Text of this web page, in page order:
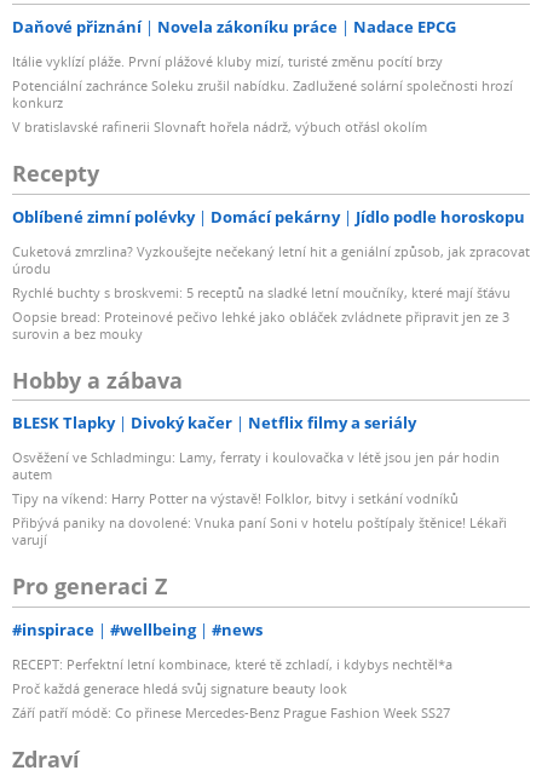
Daňové přiznání Novela zákoníku práce Nadace EPCG
Itálie vyklízí pláže. První plážové kluby mizí, turisté změnu pocítí brzy
Potenciální zachránce Soleku zrušil nabídku. Zadlužené solární společnosti hrozí
konkurz
V bratislavské rafinerii Slovnaft hořela nádrž, výbuch otřásl okolím
Recepty
Oblíbené zimní polévky Domácí pekárny Jídlo podle horoskopu
Cuketová zmrzlina? Vyzkoušejte nečekaný letní hit a geniální způsob, jak zpracovat
úrodu
Rychlé buchty s broskvemi: 5 receptů na sladké letní moučníky, které mají šťávu
Oopsie bread: Proteinové pečivo lehké jako obláček zvládnete připravit jen ze 3
surovin a bez mouky
Hobby a zábava
BLESK Tlapky Divoký kačer Netflix filmy a seriály
Osvěžení ve Schladmingu: Lamy, ferraty i koulovačka v létě jsou jen pár hodin
autem
Tipy na víkend: Harry Potter na výstavě! Folklor, bitvy i setkání vodníků
Přibývá paniky na dovolené: Vnuka paní Soni v hotelu poštípaly štěnice! Lékaři
varují
Pro generaci Z
#inspirace #wellbeing #news
RECEPT: Perfektní letní kombinace, které tě zchladí, i kdybys nechtěl*a
Proč každá generace hledá svůj signature beauty look
Září patří módě: Co přinese Mercedes-Benz Prague Fashion Week SS27
Zdraví